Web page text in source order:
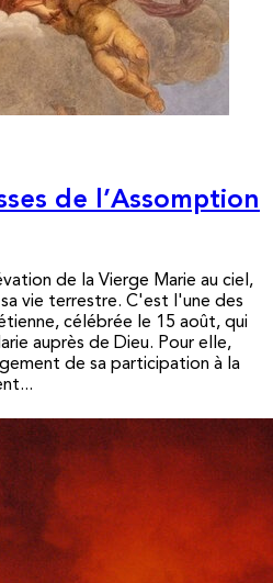
de l’Assomption
de la Vierge Marie au ciel,
vie terrestre. C'est l'une des
célébrée le 15 août, qui
auprès de Dieu. Pour elle,
de sa participation à la